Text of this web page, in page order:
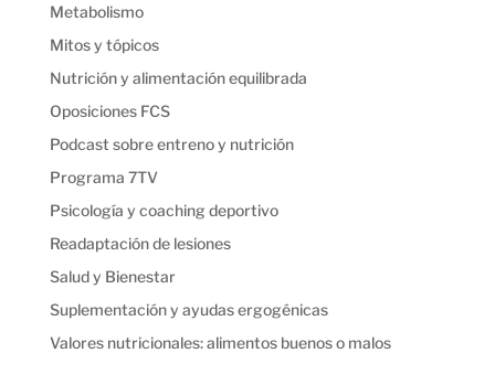
Metabolismo
Mitos y tópicos
Nutrición y alimentación equilibrada
Oposiciones FCS
Podcast sobre entreno y nutrición
Programa 7TV
Psicología y coaching deportivo
Readaptación de lesiones
Salud y Bienestar
Suplementación y ayudas ergogénicas
Valores nutricionales: alimentos buenos o malos